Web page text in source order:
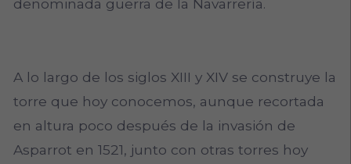
A lo largo de los siglos XIII y XIV se construye la
torre que hoy conocemos, aunque recortada
en altura poco después de la invasión de
Asparrot en 1521, junto con otras torres hoy